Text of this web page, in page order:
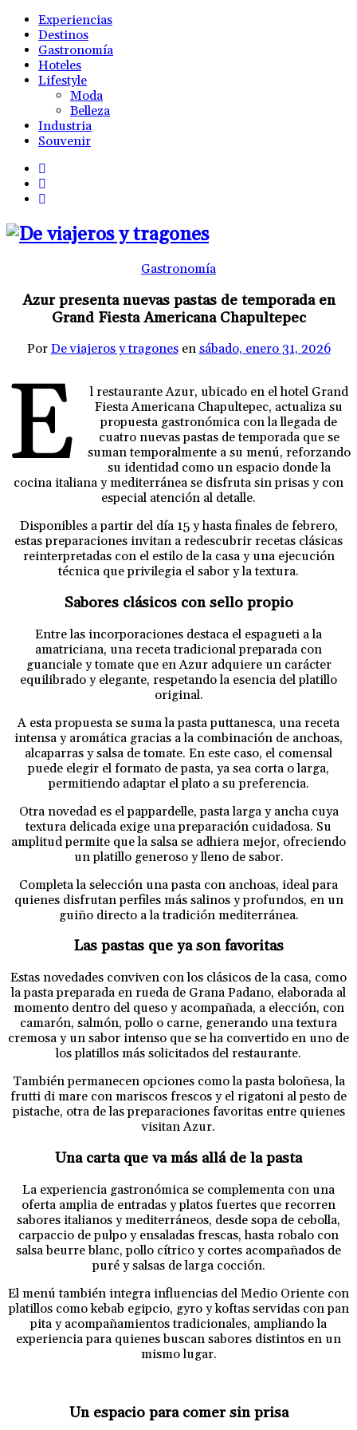
Experiencias
Destinos
Gastronomía
Hoteles
Lifestyle
Moda
Belleza
Industria
Souvenir
Gastronomía
Azur presenta nuevas pastas de temporada en
Grand Fiesta Americana Chapultepec
Por De viajeros y tragones en sábado, enero 31, 2026
E
l restaurante Azur, ubicado en el hotel Grand
Fiesta Americana Chapultepec, actualiza su
propuesta gastronómica con la llegada de
cuatro nuevas pastas de temporada que se
suman temporalmente a su menú, reforzando
su identidad como un espacio donde la
cocina italiana y mediterránea se disfruta sin prisas y con
especial atención al detalle.
Disponibles a partir del día 15 y hasta finales de febrero,
estas preparaciones invitan a redescubrir recetas clásicas
reinterpretadas con el estilo de la casa y una ejecución
técnica que privilegia el sabor y la textura.
Sabores clásicos con sello propio
Entre las incorporaciones destaca el espagueti a la
amatriciana, una receta tradicional preparada con
guanciale y tomate que en Azur adquiere un carácter
equilibrado y elegante, respetando la esencia del platillo
original.
A esta propuesta se suma la pasta puttanesca, una receta
intensa y aromática gracias a la combinación de anchoas,
alcaparras y salsa de tomate. En este caso, el comensal
puede elegir el formato de pasta, ya sea corta o larga,
permitiendo adaptar el plato a su preferencia.
Otra novedad es el pappardelle, pasta larga y ancha cuya
textura delicada exige una preparación cuidadosa. Su
amplitud permite que la salsa se adhiera mejor, ofreciendo
un platillo generoso y lleno de sabor.
Completa la selección una pasta con anchoas, ideal para
quienes disfrutan perfiles más salinos y profundos, en un
guiño directo a la tradición mediterránea.
Las pastas que ya son favoritas
Estas novedades conviven con los clásicos de la casa, como
la pasta preparada en rueda de Grana Padano, elaborada al
momento dentro del queso y acompañada, a elección, con
camarón, salmón, pollo o carne, generando una textura
cremosa y un sabor intenso que se ha convertido en uno de
los platillos más solicitados del restaurante.
También permanecen opciones como la pasta boloñesa, la
frutti di mare con mariscos frescos y el rigatoni al pesto de
pistache, otra de las preparaciones favoritas entre quienes
visitan Azur.
Una carta que va más allá de la pasta
La experiencia gastronómica se complementa con una
oferta amplia de entradas y platos fuertes que recorren
sabores italianos y mediterráneos, desde sopa de cebolla,
carpaccio de pulpo y ensaladas frescas, hasta robalo con
salsa beurre blanc, pollo cítrico y cortes acompañados de
puré y salsas de larga cocción.
El menú también integra influencias del Medio Oriente con
platillos como kebab egipcio, gyro y koftas servidas con pan
pita y acompañamientos tradicionales, ampliando la
experiencia para quienes buscan sabores distintos en un
mismo lugar.
Un espacio para comer sin prisa